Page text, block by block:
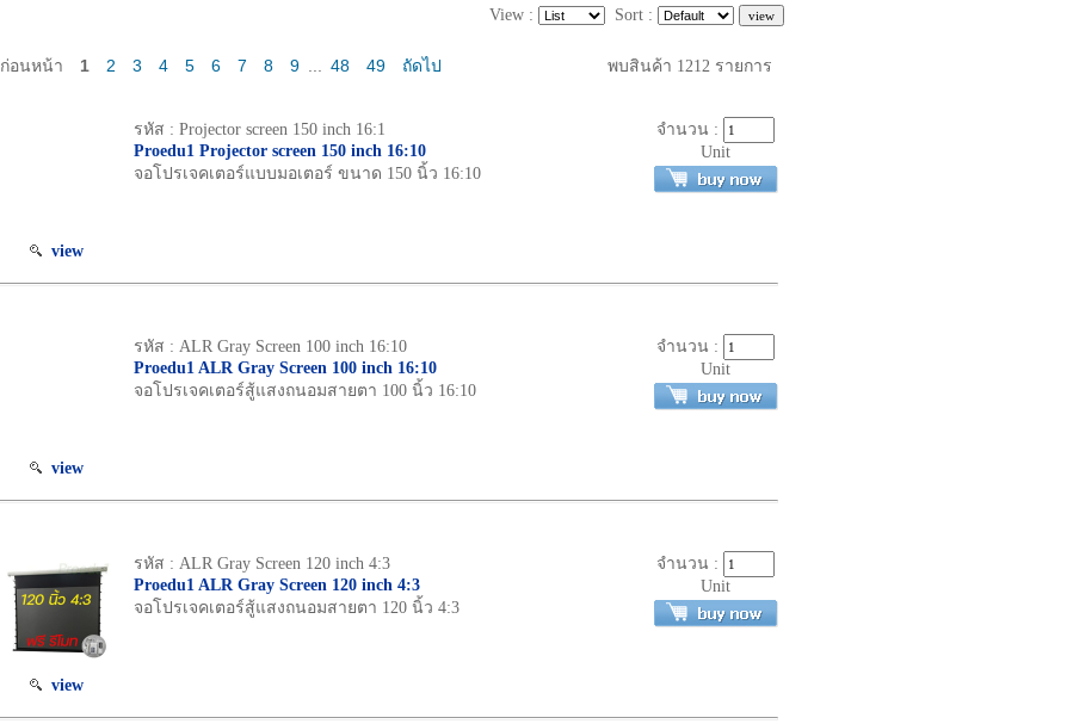
View : Sort :
ก่อนหน้า 1 2 3 4 5 6 7 8 9 48 49 ถัดไป พบสินค้า 1212 รายการ
view
รหัส : Projector screen 150 inch 16:1
Proedu1 Projector screen 150 inch 16:10
จอโปรเจคเตอร์แบบมอเตอร์ ขนาด 150 นิ้ว 16:10
จำนวน :
Unit
view
รหัส : ALR Gray Screen 100 inch 16:10
Proedu1 ALR Gray Screen 100 inch 16:10
จอโปรเจคเตอร์สู้แสงถนอมสายตา 100 นิ้ว 16:10
จำนวน :
Unit
view
รหัส : ALR Gray Screen 120 inch 4:3
Proedu1 ALR Gray Screen 120 inch 4:3
จอโปรเจคเตอร์สู้แสงถนอมสายตา 120 นิ้ว 4:3
จำนวน :
Unit